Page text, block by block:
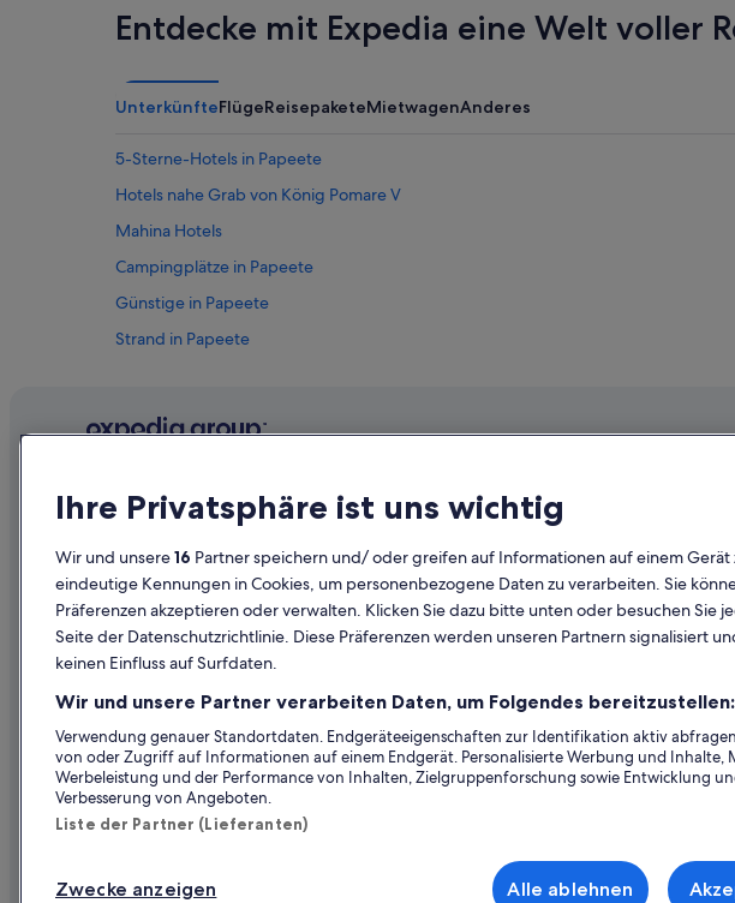
Entdecke mit Expedia eine Welt voller
UnterkünfteFlügeReisepaketeMietwagenAnderes
5-Sterne-Hotels in Papeete
Hotels nahe Grab von König Pomare V
Mahina Hotels
Campingplätze in Papeete
Günstige in Papeete
Strand in Papeete
Unternehmen
Unterkunft registrieren
Partnerschaften
Erkunden
Reiseführer Österreich
Ferienwohnungen Österreich
Städtereisen Österreich
Alle Unterkunftsarten
Ihre Privatsphäre ist uns wichtig
Wir und unsere16 Partner speichern und/ oder greifen auf Informationen auf einem Gerät
eindeutige Kennungen in Cookies, um personenbezogene Daten zu verarbeiten. Sie
Präferenzen akzeptieren oder verwalten. Klicken Sie dazu bitte unten oder besuchen Sie
Seite der Datenschutzrichtlinie. Diese Präferenzen werden unseren Partnern signalisiert
keinen Einfluss auf Surfdaten.
Wir und unsere Partner verarbeiten Daten, um Folgendes bereitzustellen:
Verwendung genauer Standortdaten. Endgeräteeigenschaften zur Identifikation aktiv
von oder Zugriff auf Informationen auf einem Endgerät. Personalisierte Werbung und Inhalte,
Werbeleistung und der Performance von Inhalten, Zielgruppenforschung sowie Entwicklung
Verbesserung von Angeboten.
Liste der Partner (Lieferanten)
Zwecke anzeigen Alle ablehnen